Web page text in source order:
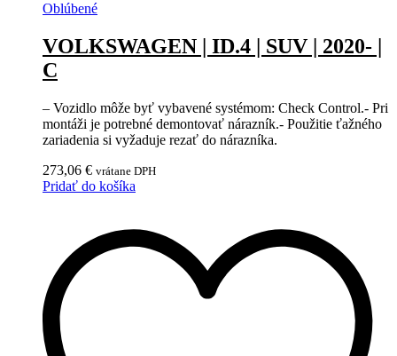
Oblúbené
VOLKSWAGEN | ID.4 | SUV | 2020- |
C
– Vozidlo môže byť vybavené systémom: Check Control.- Pri
montáži je potrebné demontovať nárazník.- Použitie ťažného
zariadenia si vyžaduje rezať do nárazníka.
273,06 € vrátane DPH
Pridať do košíka